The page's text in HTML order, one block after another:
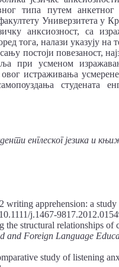
типа путем анкетног
Универзитета у
анксиозност, са
тога, налази указују на
постоји повезаност,
при усменом
овог истраживања
студената
енглеског језика и
apprehension: a
j.1467-
the structural relationships
and Foreign Language
study of listening